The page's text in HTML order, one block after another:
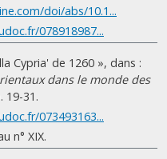
doi/abs/10.1...
078918987...
Cypria' de 1260 », dans :
dans le monde des
19-31.
073493163...
n° XIX.